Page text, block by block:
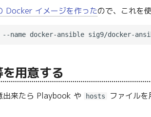
Docker イメージを作ったので、これを
用意する
来たら Playbook や hosts ファイルを